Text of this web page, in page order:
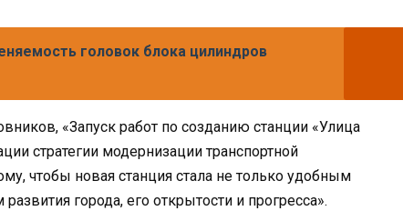
головок блока цилиндров
«Запуск работ по созданию станции «Улица
стратегии модернизации транспортной
чтобы новая станция стала не только удобным
города, его открытости и прогресса».